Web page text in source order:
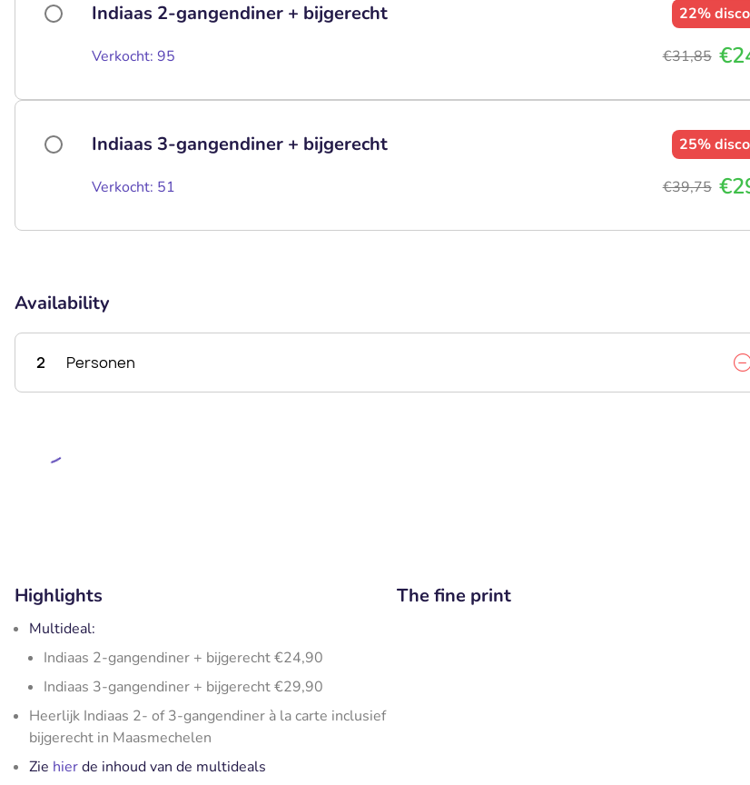
Indiaas 2-gangendiner + bijgerecht 22%
Verkocht: 95 €31,85
Indiaas 3-gangendiner + bijgerecht 25%
Verkocht: 51 €39,75
Availability
2 Personen
Highlights
Multideal:
Indiaas 2-gangendiner + bijgerecht €24,90
Indiaas 3-gangendiner + bijgerecht €29,90
Heerlijk Indiaas 2- of 3-gangendiner à la carte inclusief
bijgerecht in Maasmechelen
Zie hierde inhoud van de multideals
The fine print